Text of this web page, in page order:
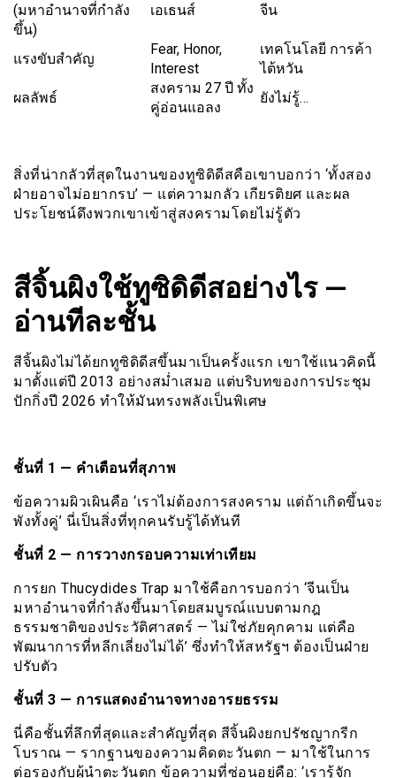
(มหาอำนาจที่กำลัง
ขึ้น)
เอเธนส์ จีน
แรงขับสำคัญ
Fear, Honor,
Interest
เทคโนโลยี การค้า
ไต้หวัน
ผลลัพธ์
สงคราม 27 ปี ทั้ง
คู่อ่อนแอลง
ยังไม่รู้…
สิ่งที่น่ากลัวที่สุดในงานของทูซิดิดีสคือเขาบอกว่า ‘ทั้งสอง
ฝ่ายอาจไม่อยากรบ’ — แต่ความกลัว เกียรติยศ และผล
ประโยชน์ดึงพวกเขาเข้าสู่สงครามโดยไม่รู้ตัว
สีจิ้นผิงใช้ทูซิดิดีสอย่างไร —
อ่านทีละชั้น
สีจิ้นผิงไม่ได้ยกทูซิดิดีสขึ้นมาเป็นครั้งแรก เขาใช้แนวคิดนี้
มาตั้งแต่ปี 2013 อย่างสม่ำเสมอ แต่บริบทของการประชุม
ปักกิ่งปี 2026 ทำให้มันทรงพลังเป็นพิเศษ
ชั้นที่ 1 — คำเตือนที่สุภาพ
ข้อความผิวเผินคือ ‘เราไม่ต้องการสงคราม แต่ถ้าเกิดขึ้นจะ
พังทั้งคู่’ นี่เป็นสิ่งที่ทุกคนรับรู้ได้ทันที
ชั้นที่ 2 — การวางกรอบความเท่าเทียม
การยก Thucydides Trap มาใช้คือการบอกว่า ‘จีนเป็น
มหาอำนาจที่กำลังขึ้นมาโดยสมบูรณ์แบบตามกฎ
ธรรมชาติของประวัติศาสตร์ — ไม่ใช่ภัยคุกคาม แต่คือ
พัฒนาการที่หลีกเลี่ยงไม่ได้’ ซึ่งทำให้สหรัฐฯ ต้องเป็นฝ่าย
ปรับตัว
ชั้นที่ 3 — การแสดงอำนาจทางอารยธรรม
นี่คือชั้นที่ลึกที่สุดและสำคัญที่สุด สีจิ้นผิงยกปรัชญากรีก
โบราณ — รากฐานของความคิดตะวันตก — มาใช้ในการ
ต่อรองกับผู้นำตะวันตก ข้อความที่ซ่อนอยู่คือ: ‘เรารู้จัก